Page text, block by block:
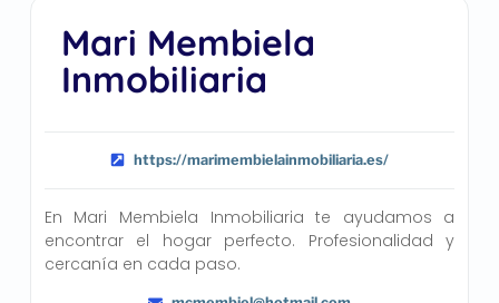
Mari Membiela
Inmobiliaria
https://marimembielainmobiliaria.es/
En Mari Membiela Inmobiliaria te ayudamos a
encontrar el hogar perfecto. Profesionalidad y
cercanía en cada paso.